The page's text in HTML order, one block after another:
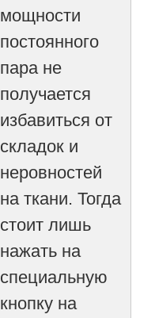
мощности
постоянного
пара не
получается
избавиться от
складок и
неровностей
на ткани. Тогда
стоит лишь
нажать на
специальную
кнопку на